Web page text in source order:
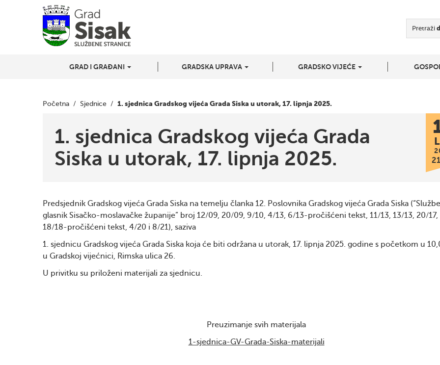
Pretraži
GRAD I GRAĐANI GRADSKA UPRAVA GRADSKO VIJEĆE
Početna / Sjednice / 1. sjednica Gradskog vijeća Grada Siska u utorak, 17. lipnja 2025.
1. sjednica Gradskog vijeća Grada
Siska u utorak, 17. lipnja 2025.
Predsjednik Gradskog vijeća Grada Siska na temelju članka 12. Poslovnika Gradskog vijeća Grada Siska
glasnik Sisačko-moslavačke županije” broj 12/09, 20/09, 9/10, 4/13, 6/13-pročišćeni tekst, 11/13, 13/13, 20/17,
18/18-pročišćeni tekst, 4/20 i 8/21), saziva
1. sjednicu Gradskog vijeća Grada Siska koja će biti održana u utorak, 17. lipnja 2025. godine s početkom u
u Gradskoj vijećnici, Rimska ulica 26.
U privitku su priloženi materijali za sjednicu.
Preuzimanje svih materijala
1-sjednica-GV-Grada-Siska-materijali